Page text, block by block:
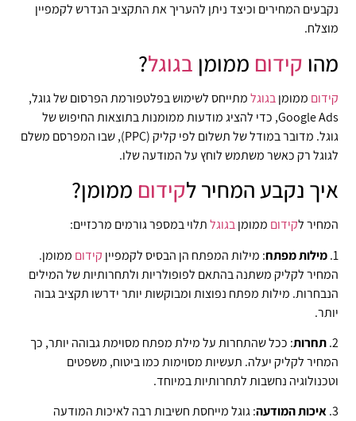
נקבעים המחירים וכיצד ניתן להעריך את התקציב הנדרש לקמפיין
מוצלח.
מהו קידום ממומן בגוגל?
קידום ממומןבגוגלמתייחס לשימוש בפלטפורמת הפרסום של גוגל,
Google Ads, כדי להציג מודעות ממומנות בתוצאות החיפוש של
גוגל. מדובר במודל של תשלום לפי קליק (PPC), שבו המפרסם משלם
לגוגל רק כאשר משתמש לוחץ על המודעה שלו.
איך נקבע המחיר לקידום ממומן?
המחיר לקידום ממומןבגוגלתלוי במספר גורמים מרכזיים:
1. מילות מפתח: מילות המפתח הן הבסיס לקמפיין קידום ממומן.
המחיר לקליק משתנה בהתאם לפופולריות ולתחרותיות של המילים
הנבחרות. מילות מפתח נפוצות ומבוקשות יותר ידרשו תקציב גבוה
יותר.
2. תחרות: ככל שהתחרות על מילת מפתח מסוימת גבוהה יותר, כך
המחיר לקליק יעלה. תעשיות מסוימות כמו ביטוח, משפטים
וטכנולוגיה נחשבות לתחרותיות במיוחד.
3. איכות המודעה: גוגל מייחסת חשיבות רבה לאיכות המודעה